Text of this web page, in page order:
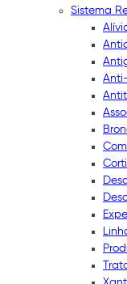
Sistema